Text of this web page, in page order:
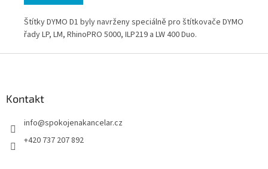
Štítky DYMO D1 byly navrženy speciálně pro štítkovače DYMO
řady LP, LM, RhinoPRO 5000, ILP219 a LW 400 Duo.
Kontakt
info@spokojenakancelar.cz
+420 737 207 892